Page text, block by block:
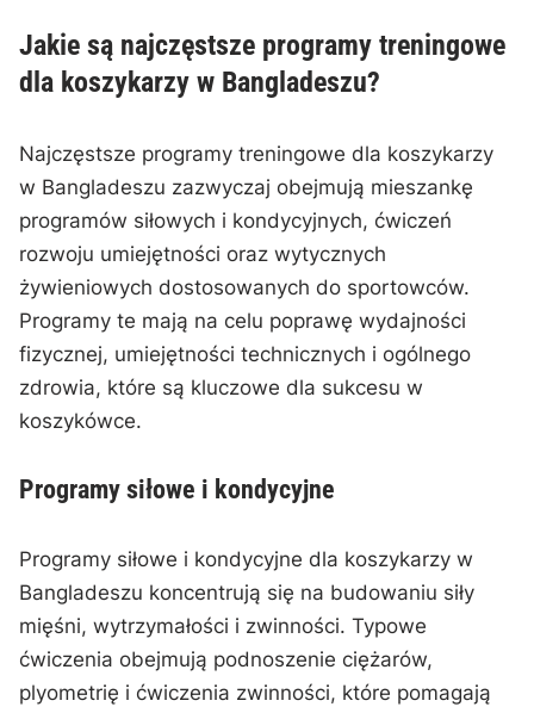
Jakie są najczęstsze programy treningowe
dla koszykarzy w Bangladeszu?
Najczęstsze programy treningowe dla koszykarzy
w Bangladeszu zazwyczaj obejmują mieszankę
programów siłowych i kondycyjnych, ćwiczeń
rozwoju umiejętności oraz wytycznych
żywieniowych dostosowanych do sportowców.
Programy te mają na celu poprawę wydajności
fizycznej, umiejętności technicznych i ogólnego
zdrowia, które są kluczowe dla sukcesu w
koszykówce.
Programy siłowe i kondycyjne
Programy siłowe i kondycyjne dla koszykarzy w
Bangladeszu koncentrują się na budowaniu siły
mięśni, wytrzymałości i zwinności. Typowe
ćwiczenia obejmują podnoszenie ciężarów,
plyometrię i ćwiczenia zwinności, które pomagają